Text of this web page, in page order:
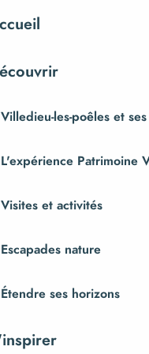
Villedieu-les-poêles et
L'expérience Patrimoine
Visites et activités
Escapades nature
Étendre ses horizons